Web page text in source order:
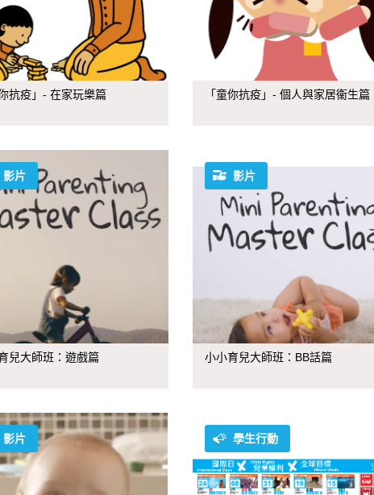
抗疫」- 在家玩樂篇 「童你抗疫」- 個人與家居衞生篇
影片
兒大師班：遊戲篇
影片
小小育兒大師班：BB話篇
影片 學生行動